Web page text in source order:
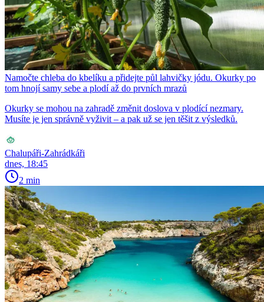
Namočte chleba do kbelíku a přidejte půl lahvičky jódu. Okurky po
tom hnojí samy sebe a plodí až do prvních mrazů
Okurky se mohou na zahradě změnit doslova v plodící nezmary.
Musíte je jen správně vyživit – a pak už se jen těšit z výsledků.
Chalupáři-Zahrádkáři
dnes, 18:45
2 min